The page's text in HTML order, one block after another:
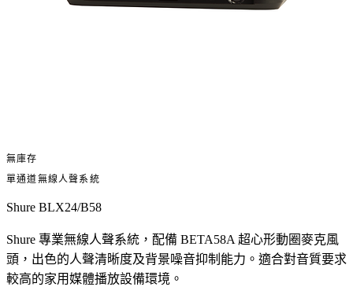
無庫存
單通道無線人聲系統
Shure BLX24/B58
Shure 專業無線人聲系統，配備 BETA58A 超心形動圈麥克風
頭，出色的人聲清晰度及背景噪音抑制能力。適合對音質要求
較高的家用媒體播放設備環境。